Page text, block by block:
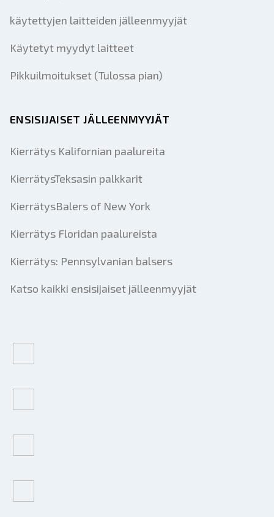
käytettyjen laitteiden jälleenmyyjät
Käytetyt myydyt laitteet
Pikkuilmoitukset (Tulossa pian)
ENSISIJAISET JÄLLEENMYYJÄT
Kierrätys Kalifornian paalureita
KierrätysTeksasin palkkarit
KierrätysBalers of New York
Kierrätys Floridan paalureista
Kierrätys: Pennsylvanian balsers
Katso kaikki ensisijaiset jälleenmyyjät